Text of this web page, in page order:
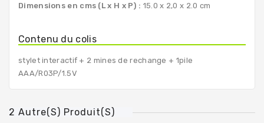
Dimensions en cms (L x H x P) : 15.0 x 2,0 x 2.0 cm
Contenu du colis
stylet interactif + 2 mines de rechange + 1pile
AAA/R03P/1.5V
2 Autre(s) Produit(s)